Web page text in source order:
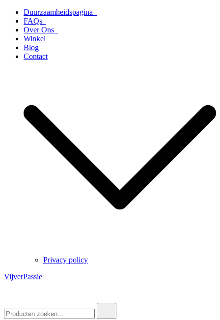
naar
inhoud
Duurzaamheidspagina
FAQs
Over Ons
Winkel
Blog
Contact
Privacy policy
VijverPassie
naar: